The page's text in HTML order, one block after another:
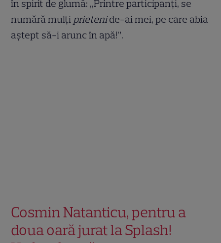
în spirit de glumă: ,,Printre participanți, se
numără mulți prietenide-ai mei, pe care abia
aștept să-i arunc în apă!”.
Cosmin Natanticu, pentru a
doua oară jurat la Splash!